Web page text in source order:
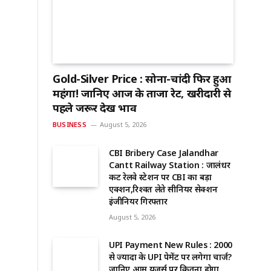
Gold-Silver Price : सोना-चांदी फिर हुआ
महंगा! जानिए आज के ताजा रेट, खरीदारी से
पहले जरूर देखें भाव
BUSINESS August 5, 2026
CBI Bribery Case Jalandhar
Cantt Railway Station : जालंधर
कैंट रेलवे स्टेशन पर CBI का बड़ा
एक्शन,रिश्वत लेते सीनियर सेक्शन
इंजीनियर गिरफ्तार
August 5, 2026
UPI Payment New Rules : ₹2000
से ज्यादा के UPI पेमेंट पर लगेगा चार्ज?